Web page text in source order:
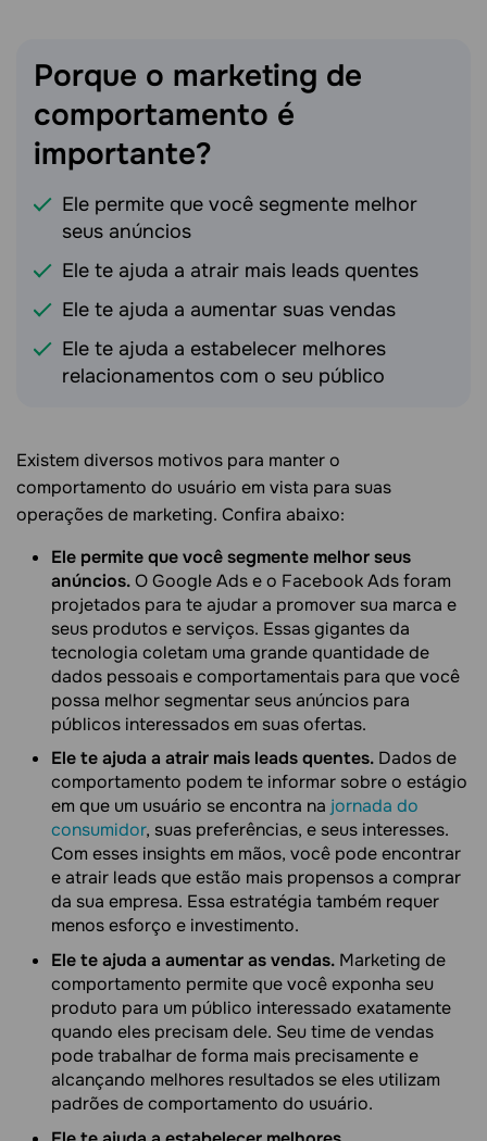
Porque o marketing de
comportamento é
importante?
Ele permite que você segmente melhor
seus anúncios
Ele te ajuda a atrair mais leads quentes
Ele te ajuda a aumentar suas vendas
Ele te ajuda a estabelecer melhores
relacionamentos com o seu público
Existem diversos motivos para manter o
comportamento do usuário em vista para suas
operações de marketing. Confira abaixo:
Ele permite que você segmente melhor seus
anúncios.O Google Ads e o Facebook Ads foram
projetados para te ajudar a promover sua marca e
seus produtos e serviços. Essas gigantes da
tecnologia coletam uma grande quantidade de
dados pessoais e comportamentais para que você
possa melhor segmentar seus anúncios para
públicos interessados em suas ofertas.
Ele te ajuda a atrair mais leads quentes. Dados de
comportamento podem te informar sobre o estágio
em que um usuário se encontra na jornada do
consumidor, suas preferências, e seus interesses.
Com esses insights em mãos, você pode encontrar
e atrair leads que estão mais propensos a comprar
da sua empresa. Essa estratégia também requer
menos esforço e investimento.
Ele te ajuda a aumentar as vendas. Marketing de
comportamento permite que você exponha seu
produto para um público interessado exatamente
quando eles precisam dele. Seu time de vendas
pode trabalhar de forma mais precisamente e
alcançando melhores resultados se eles utilizam
padrões de comportamento do usuário.